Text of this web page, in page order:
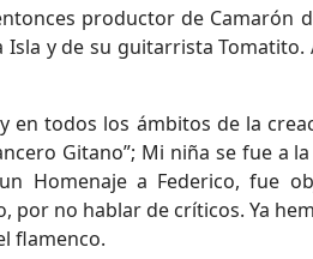
productor de Camarón
y de su guitarrista Tomatito.
en todos los ámbitos de la
Gitano”; Mi niña se fue a
Homenaje a Federico, fue
no hablar de críticos. Ya
flamenco.